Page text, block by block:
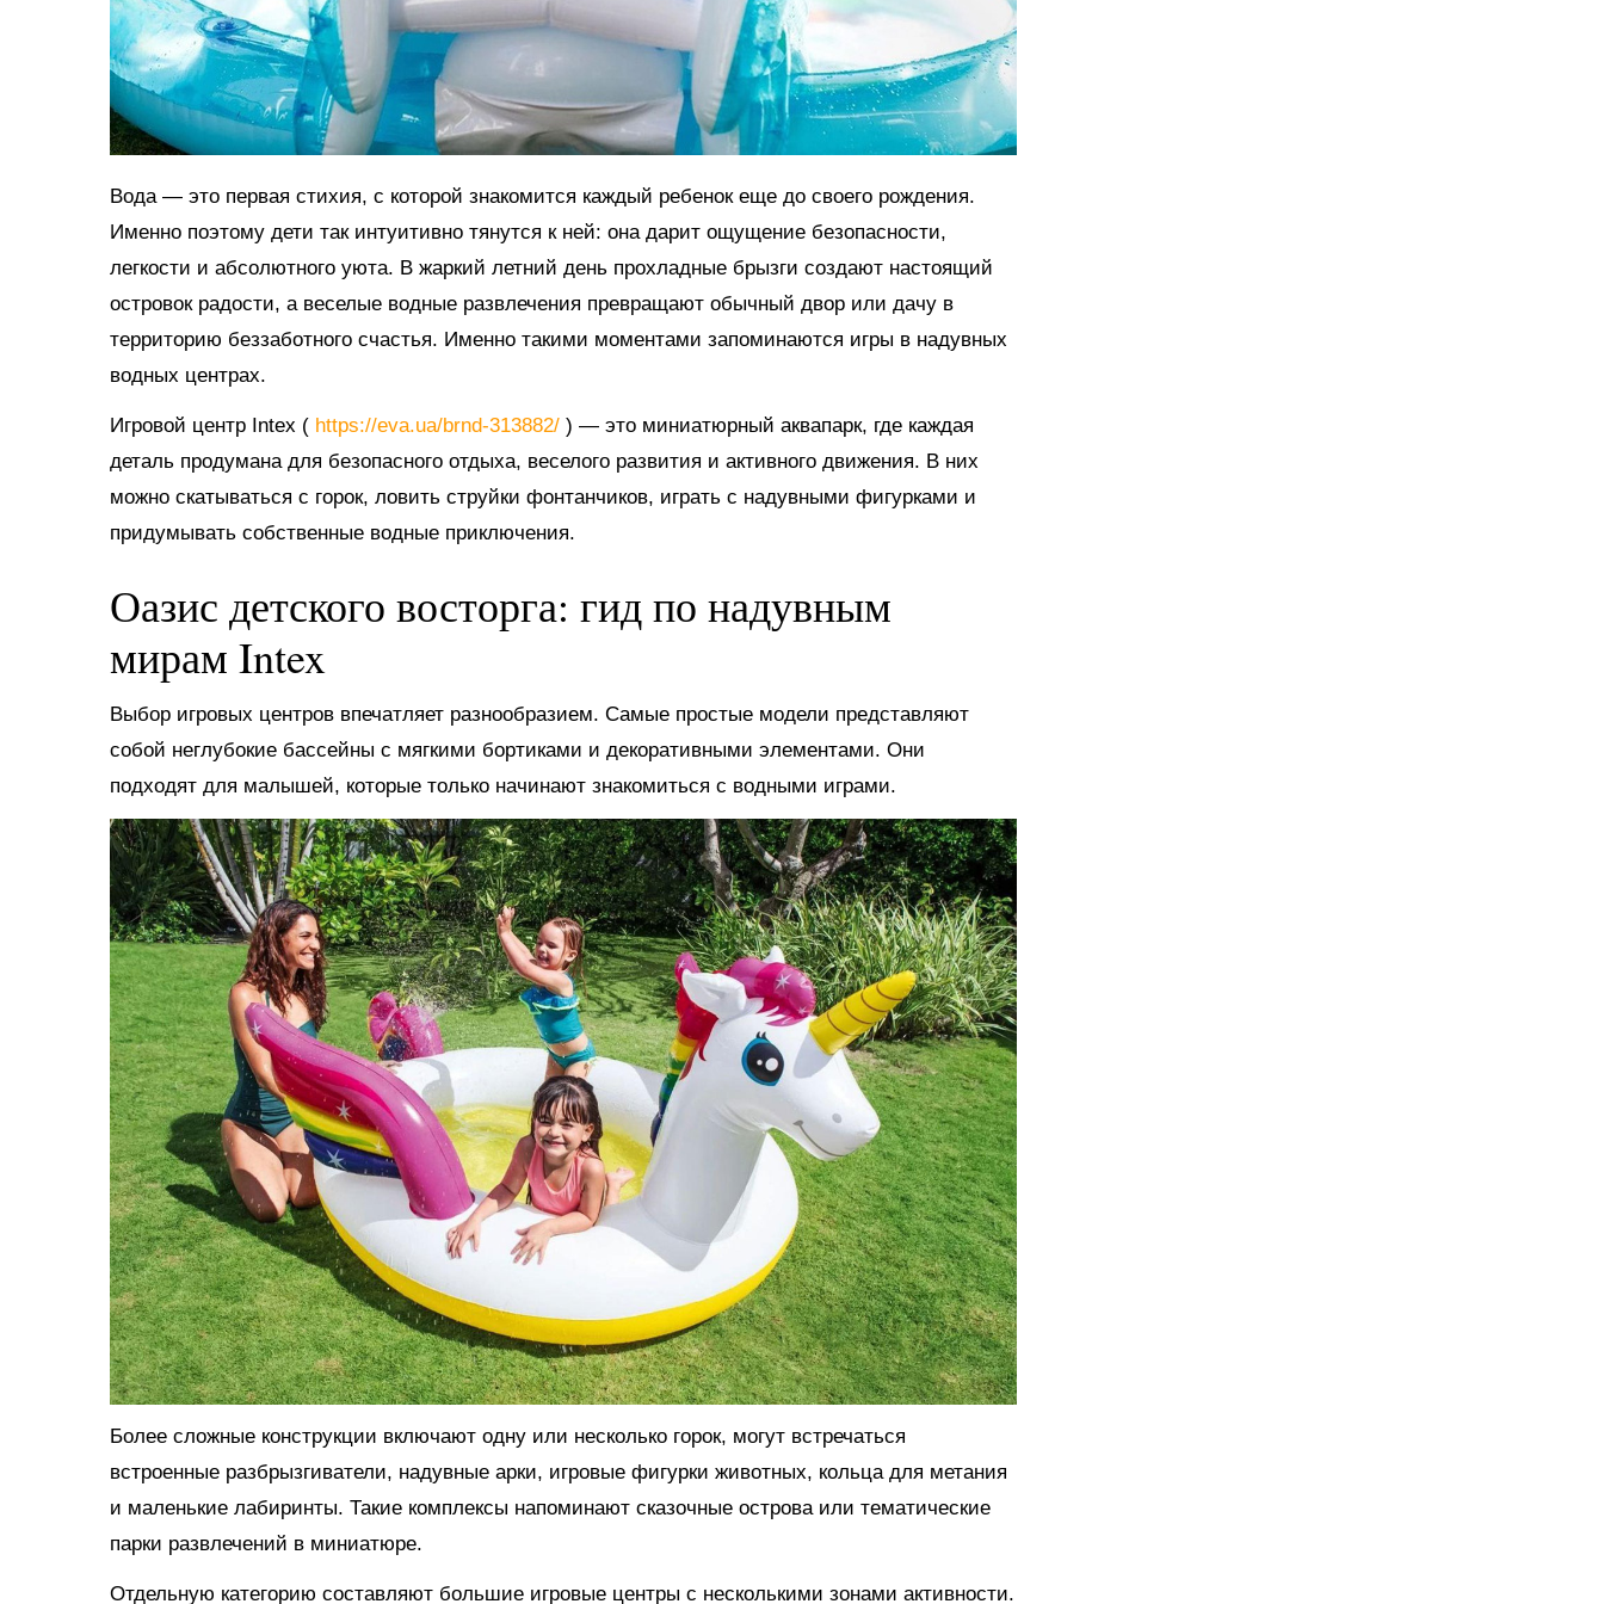
Вода — это первая стихия, с которой знакомится каждый ребенок еще до своего рождения.
Именно поэтому дети так интуитивно тянутся к ней: она дарит ощущение безопасности,
легкости и абсолютного уюта. В жаркий летний день прохладные брызги создают настоящий
островок радости, а веселые водные развлечения превращают обычный двор или дачу в
территорию беззаботного счастья. Именно такими моментами запоминаются игры в надувных
водных центрах.
Игровой центр Intex ( https://eva.ua/brnd-313882/ ) — это миниатюрный аквапарк, где каждая
деталь продумана для безопасного отдыха, веселого развития и активного движения. В них
можно скатываться с горок, ловить струйки фонтанчиков, играть с надувными фигурками и
придумывать собственные водные приключения.
Оазис детского восторга: гид по надувным
мирам Intex
Выбор игровых центров впечатляет разнообразием. Самые простые модели представляют
собой неглубокие бассейны с мягкими бортиками и декоративными элементами. Они
подходят для малышей, которые только начинают знакомиться с водными играми.
Более сложные конструкции включают одну или несколько горок, могут встречаться
встроенные разбрызгиватели, надувные арки, игровые фигурки животных, кольца для метания
и маленькие лабиринты. Такие комплексы напоминают сказочные острова или тематические
парки развлечений в миниатюре.
Отдельную категорию составляют большие игровые центры с несколькими зонами активности.